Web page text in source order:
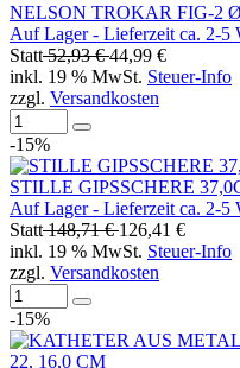
NELSON TROKAR FIG-2
Auf Lager - Lieferzeit ca. 2-5
Statt52,93 €44,99 €
inkl. 19 % MwSt. Steuer-Info
zzgl. Versandkosten
-15%
STILLE GIPSSCHERE
Auf Lager - Lieferzeit ca. 2-5
Statt148,71 €126,41 €
inkl. 19 % MwSt. Steuer-Info
zzgl. Versandkosten
-15%